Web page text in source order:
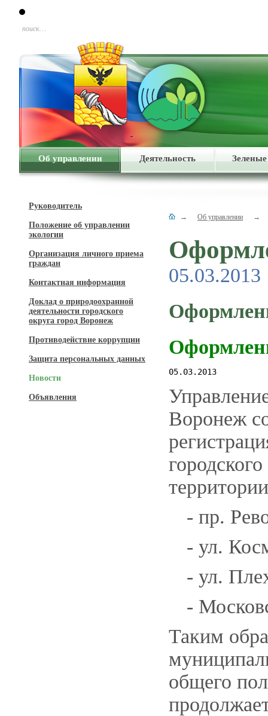
поиск…
Об управлении Деятельность
Руководитель
Положение об управлении
экологии
Организация личного приема
граждан
Контактная информация
Доклад о природоохранной
деятельности городского
округа город Воронеж
Противодействие коррупции
Защита персональных данных
Новости
Объявления
→ Об управлении →
05.03.2013
05.03.2013
Воронеж
- пр.
- ул.
- ул.
-
Таким
общего